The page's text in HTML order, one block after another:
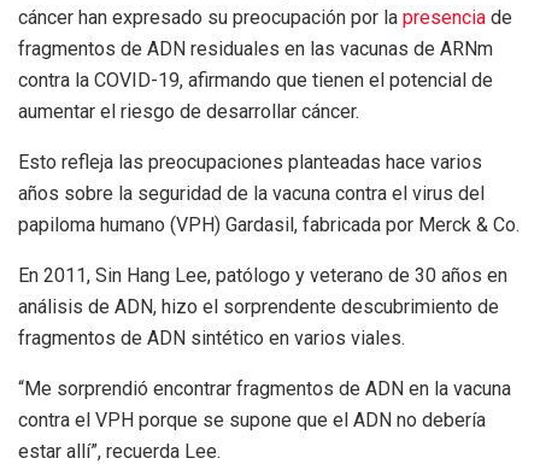
cáncer han expresado su preocupación por la presencia de
fragmentos de ADN residuales en las vacunas de ARNm
contra la COVID-19, afirmando que tienen el potencial de
aumentar el riesgo de desarrollar cáncer.
Esto refleja las preocupaciones planteadas hace varios
años sobre la seguridad de la vacuna contra el virus del
papiloma humano (VPH) Gardasil, fabricada por Merck & Co.
En 2011, Sin Hang Lee, patólogo y veterano de 30 años en
análisis de ADN, hizo el sorprendente descubrimiento de
fragmentos de ADN sintético en varios viales.
“Me sorprendió encontrar fragmentos de ADN en la vacuna
contra el VPH porque se supone que el ADN no debería
estar allí”, recuerda Lee.